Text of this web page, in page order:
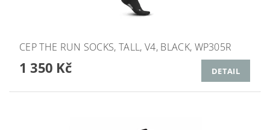
CEP THE RUN SOCKS, TALL, V4, BLACK, WP305R
1 350 Kč DETAIL